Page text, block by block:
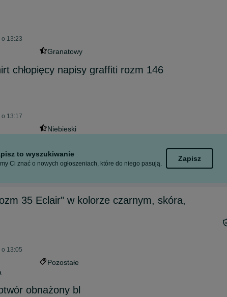
13:23
Granatowy
chłopięcy napisy graffiti rozm 146
13:17
Niebieski
to wyszukiwanie
Ci znać o nowych ogłoszeniach, które do niego pasują.
Zapisz
35 Eclair" w kolorze czarnym, skóra,
13:05
Pozostałe
obnażony bl